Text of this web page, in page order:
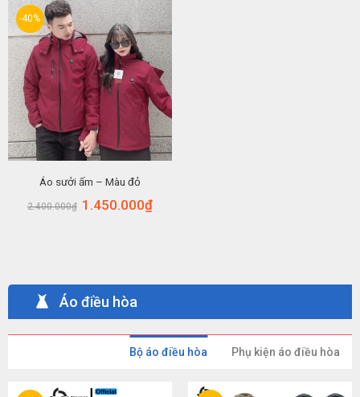
-40%
Áo sưởi ấm – Màu đỏ
2.400.000₫ 1.450.000₫
Áo điều hòa
Bộ áo điều hòa Phụ kiện áo điều hòa